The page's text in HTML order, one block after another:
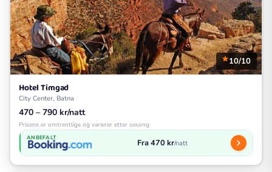
10/10
Hotel Timgad
City Center, Batna
470 – 790 kr/natt
Prisene er omtrentlige og varierer etter sesong
ANBEFALT Fra 470 kr/natt